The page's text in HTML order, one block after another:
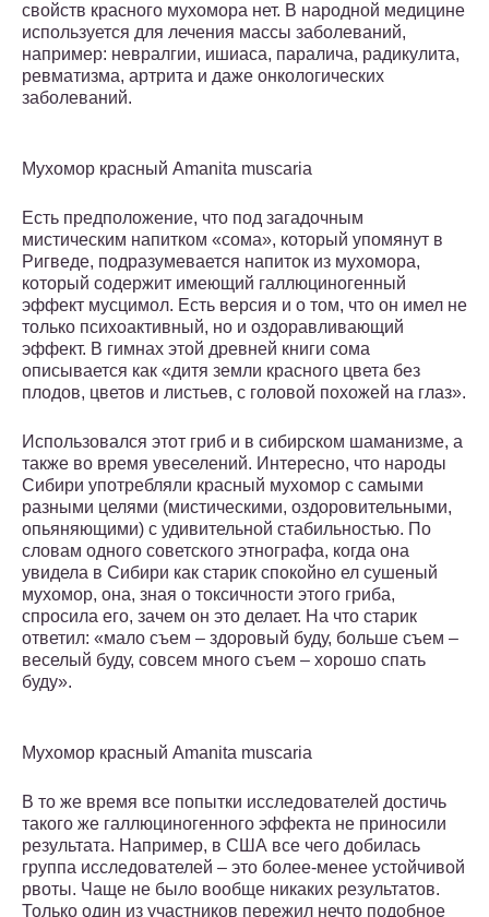
свойств красного мухомора нет. В народной медицине
используется для лечения массы заболеваний,
например: невралгии, ишиаса, паралича, радикулита,
ревматизма, артрита и даже онкологических
заболеваний.
Мухомор красный Amanita muscaria
Есть предположение, что под загадочным
мистическим напитком «сома», который упомянут в
Ригведе, подразумевается напиток из мухомора,
который содержит имеющий галлюциногенный
эффект мусцимол. Есть версия и о том, что он имел не
только психоактивный, но и оздоравливающий
эффект. В гимнах этой древней книги сома
описывается как «дитя земли красного цвета без
плодов, цветов и листьев, с головой похожей на глаз».
Использовался этот гриб и в сибирском шаманизме, а
также во время увеселений. Интересно, что народы
Сибири употребляли красный мухомор с самыми
разными целями (мистическими, оздоровительными,
опьяняющими) с удивительной стабильностью. По
словам одного советского этнографа, когда она
увидела в Сибири как старик спокойно ел сушеный
мухомор, она, зная о токсичности этого гриба,
спросила его, зачем он это делает. На что старик
ответил: «мало съем – здоровый буду, больше съем –
веселый буду, совсем много съем – хорошо спать
буду».
Мухомор красный Amanita muscaria
В то же время все попытки исследователей достичь
такого же галлюциногенного эффекта не приносили
результата. Например, в США все чего добилась
группа исследователей – это более-менее устойчивой
рвоты. Чаще не было вообще никаких результатов.
Только один из участников пережил нечто подобное